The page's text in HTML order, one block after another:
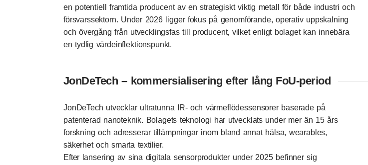
en potentiell framtida producent av en strategiskt viktig metall för både industri och
försvarssektorn. Under 2026 ligger fokus på genomförande, operativ uppskalning
och övergång från utvecklingsfas till producent, vilket enligt bolaget kan innebära
en tydlig värdeinflektionspunkt.
JonDeTech – kommersialisering efter lång FoU-period
JonDeTech utvecklar ultratunna IR- och värmeflödessensorer baserade på
patenterad nanoteknik. Bolagets teknologi har utvecklats under mer än 15 års
forskning och adresserar tillämpningar inom bland annat hälsa, wearables,
säkerhet och smarta textilier.
Efter lansering av sina digitala sensorprodukter under 2025 befinner sig